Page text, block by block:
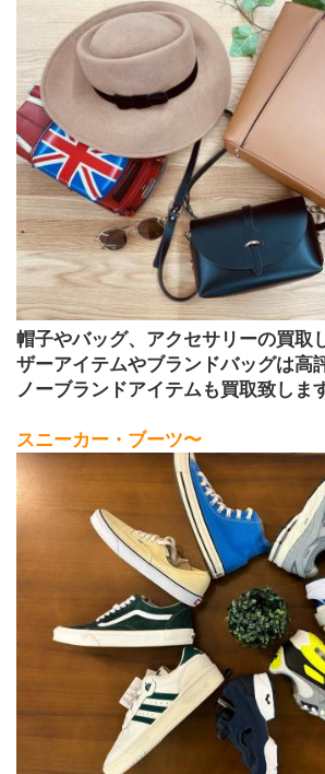
帽子やバッグ、アクセサリーの買取
ザーアイテムやブランドバッグは高
ノーブランドアイテムも買取致しま
スニーカー・ブーツ〜